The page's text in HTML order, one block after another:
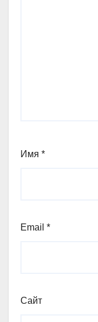
Имя *
Email *
Сайт